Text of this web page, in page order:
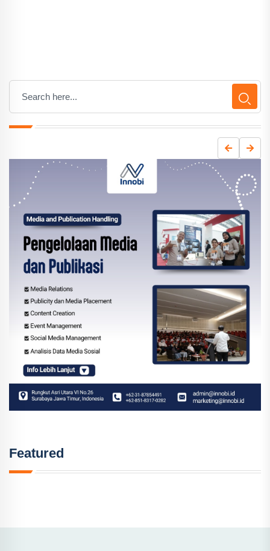
Featured